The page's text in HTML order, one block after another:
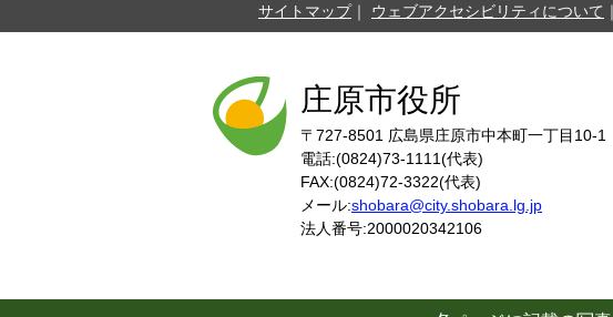
サイトマップ ウェブアクセシビリティについて
庄原市役所
〒727-8501 広島県庄原市中本町一丁目10-1
電話:(0824)73-1111(代表)
FAX:(0824)72-3322(代表)
メール:shobara@city.shobara.lg.jp
法人番号:2000020342106